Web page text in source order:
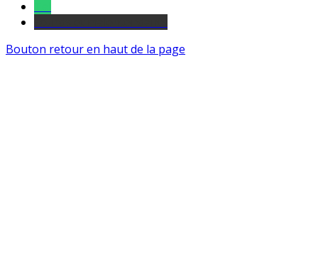
Bouton retour en haut de la page